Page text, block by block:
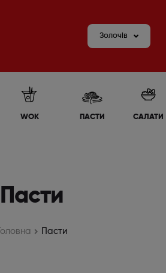
Золочів
WOK ПАСТИ САЛАТИ
Пасти
Головна Пасти